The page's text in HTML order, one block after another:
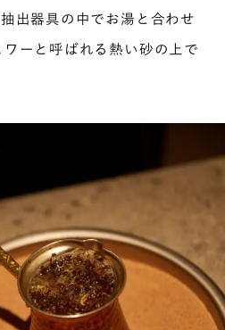
出器具の中でお湯と合わせ
ーと呼ばれる熱い砂の上で